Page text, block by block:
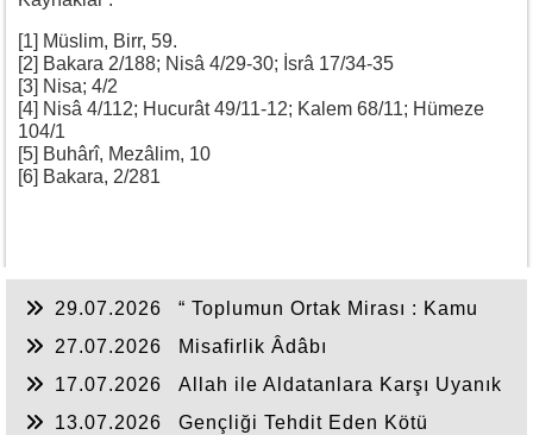
[1] Müslim, Birr, 59.
[2] Bakara 2/188; Nisâ 4/29-30; İsrâ 17/34-35
[3] Nisa; 4/2
[4] Nisâ 4/112; Hucurât 49/11-12; Kalem 68/11; Hümeze
104/1
[5] Buhârî, Mezâlim, 10
[6] Bakara, 2/281
29.07.2026
“ Toplumun Ortak Mirası : Kamu
27.07.2026
Misafirlik Âdâbı
17.07.2026
Allah ile Aldatanlara Karşı Uyanık
13.07.2026
Gençliği Tehdit Eden Kötü